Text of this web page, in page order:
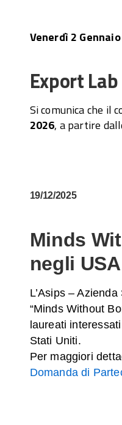
Venerdì 2
Export
Si comunica che il
2026, a partire
19/12/2025
Minds
negli
L’Asips –
“Minds Without
laureati
Stati Uniti.
Per maggiori
Domanda di